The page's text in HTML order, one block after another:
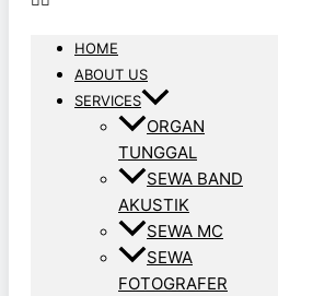
HOME
ABOUT US
SERVICES
ORGAN
TUNGGAL
SEWA BAND
AKUSTIK
SEWA MC
SEWA
FOTOGRAFER